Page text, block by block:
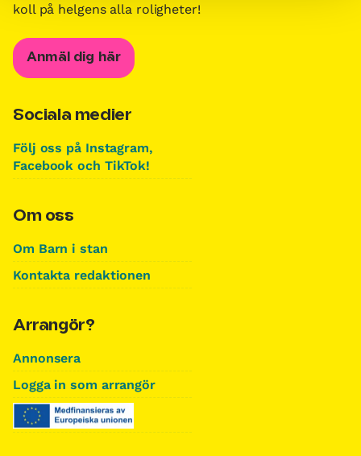
koll på helgens alla roligheter!
Anmäl dig här
Sociala medier
Följ oss på Instagram,
Facebook och TikTok!
Om oss
Om Barn i stan
Kontakta redaktionen
Arrangör?
Annonsera
Logga in som arrangör